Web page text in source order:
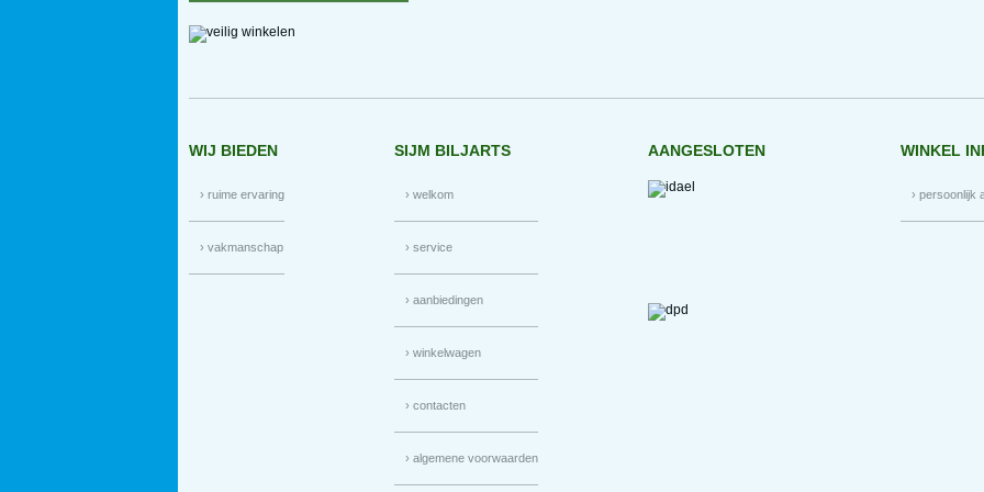
WIJ BIEDEN
› ruime ervaring
› vakmanschap
SIJM BILJARTS
› welkom
› service
› aanbiedingen
› winkelwagen
› contacten
› algemene voorwaarden
AANGESLOTEN WINKEL
› persoonlijk